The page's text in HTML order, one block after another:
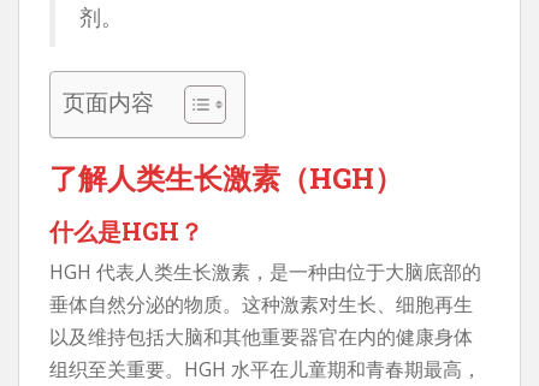
剂。
页面内容
了解人类生长激素（HGH）
什么是HGH？
HGH 代表人类生长激素，是一种由位于大脑底部的
垂体自然分泌的物质。这种激素对生长、细胞再生
以及维持包括大脑和其他重要器官在内的健康身体
组织至关重要。HGH 水平在儿童期和青春期最高，